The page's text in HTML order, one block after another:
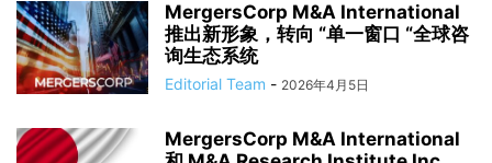
MergersCorp M&A International
推出新形象，转向 “单一窗口 “全球咨
询生态系统
Editorial Team - 2026年4月5日
MergersCorp M&A International